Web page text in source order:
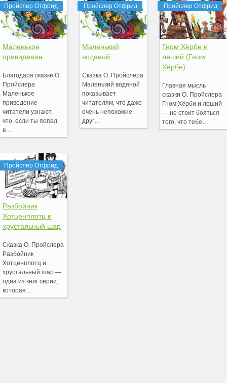
Пройслер Отфрид
Маленькое
привидение
Благодаря сказке О.
Пройслера
Маленькое
приведение
читатели узнают,
что, если ты попал
в…
Пройслер Отфрид
Разбойник
Хотценплотц и
хрустальный шар
Сказка О. Пройслера
Разбойник
Хотценплотц и
хрустальный шар —
одна из книг серии,
которая…
Пройслер Отфрид
Маленький
водяной
Сказка О. Пройслера
Маленький водяной
показывает
читателям, что даже
очень непохожие
друг…
Пройслер Отфрид
Гном Хёрбе и
леший (Гном
Хёрбе)
Главная мысль
сказки О. Пройслера
Гном Хёрби и леший
— не стоит бояться
того, что тебе…